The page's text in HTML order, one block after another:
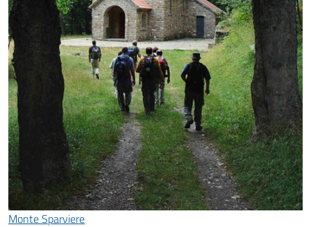
Monte Sparviere